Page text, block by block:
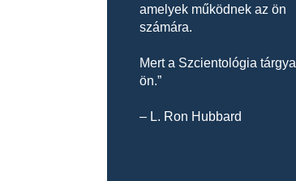
amelyek működnek az ön
számára.
Mert a Szcientológia tárgya
ön.”
– L. Ron Hubbard